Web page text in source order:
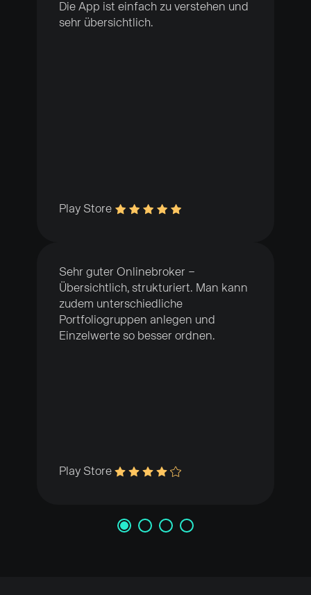
Die App ist einfach zu verstehen und
sehr übersichtlich.
Play Store
Sehr guter Onlinebroker –
Übersichtlich, strukturiert. Man kann
zudem unterschiedliche
Portfoliogruppen anlegen und
Einzelwerte so besser ordnen.
Play Store